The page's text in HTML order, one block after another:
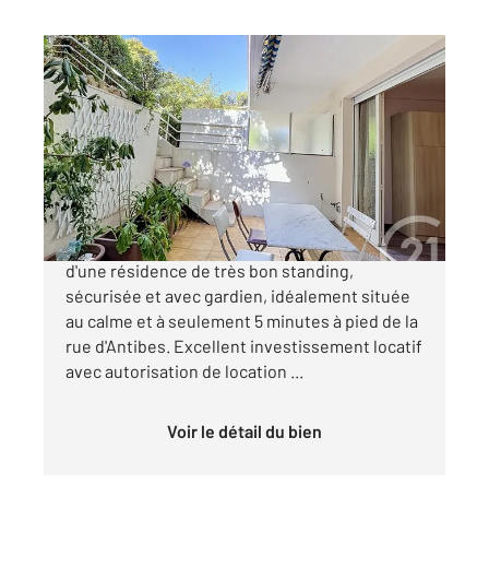
CANNES 06
22,07 m2, 1 pièce
Ref : 52292
Appartement F1 à vendre
181 000 €
Exclusivité. Cannes Basse Californie Au sein
d'une résidence de très bon standing,
sécurisée et avec gardien, idéalement située
au calme et à seulement 5 minutes à pied de la
rue d'Antibes. Excellent investissement locatif
avec autorisation de location ...
Voir le détail du bien